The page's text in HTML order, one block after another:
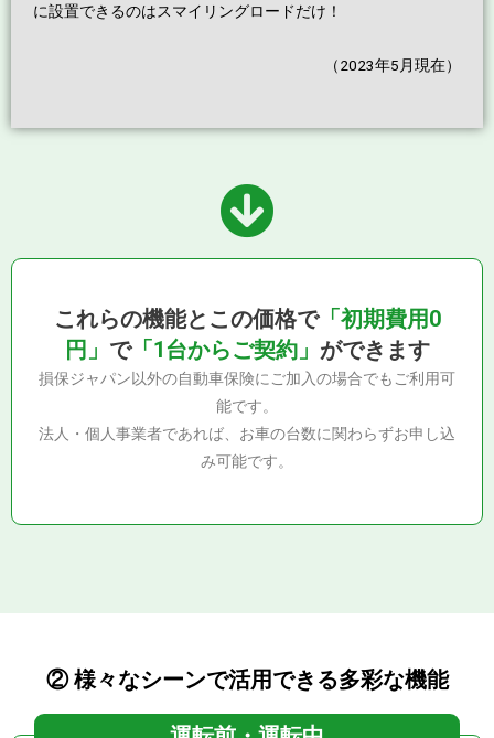
に設置できるのはスマイリングロードだけ！
（2023年5月現在）
これらの機能とこの価格で「初期費用0
円」 で「1台からご契約」 ができます
損保ジャパン以外の自動車保険にご加入の場合でもご利用可
能です。
法人・個人事業者であれば、お車の台数に関わらずお申し込
み可能です。
② 様々なシーンで活用できる多彩な機能